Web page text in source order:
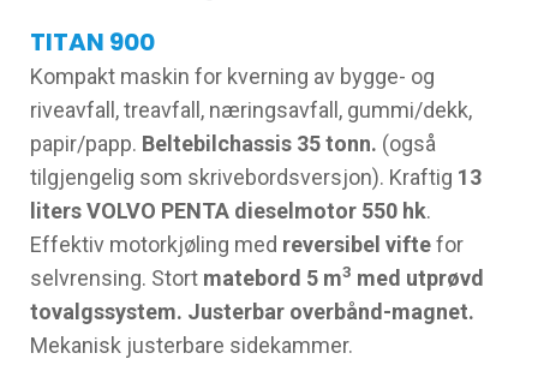
TITAN 900
Kompakt maskin for kverning av bygge- og
riveavfall, treavfall, næringsavfall, gummi/dekk,
papir/papp. Beltebilchassis 35 tonn. (også
tilgjengelig som skrivebordsversjon). Kraftig 13
liters VOLVO PENTA dieselmotor 550 hk.
Effektiv motorkjøling med reversibel viftefor
selvrensing. Stort matebord 5 m3 med utprøvd
tovalgssystem. Justerbar overbånd-magnet.
Mekanisk justerbare sidekammer.